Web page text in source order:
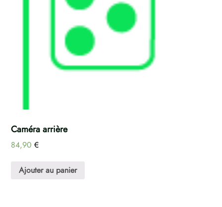
Caméra arrière
84,90 €
Ajouter au panier